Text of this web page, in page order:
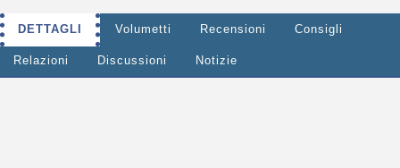
DETTAGLI Volumetti Recensioni Consigli
Relazioni Discussioni Notizie